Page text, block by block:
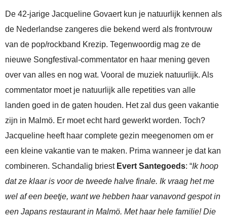
De 42-jarige Jacqueline Govaert kun je natuurlijk kennen als
de Nederlandse zangeres die bekend werd als frontvrouw
van de pop/rockband Krezip. Tegenwoordig mag ze de
nieuwe Songfestival-commentator en haar mening geven
over van alles en nog wat. Vooral de muziek natuurlijk. Als
commentator moet je natuurlijk alle repetities van alle
landen goed in de gaten houden. Het zal dus geen vakantie
zijn in Malmö. Er moet echt hard gewerkt worden. Toch?
Jacqueline heeft haar complete gezin meegenomen om er
een kleine vakantie van te maken. Prima wanneer je dat kan
combineren. Schandalig briest Evert Santegoeds: “Ik hoop
dat ze klaar is voor de tweede halve finale. Ik vraag het me
wel af een beetje, want we hebben haar vanavond gespot in
een Japans restaurant in Malmö. Met haar hele familie! Die